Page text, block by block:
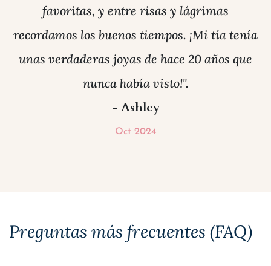
favoritas, y entre risas y lágrimas
recordamos los buenos tiempos. ¡Mi tía tenía
unas verdaderas joyas de hace 20 años que
nunca había visto!".
- Ashley
Oct 2024
Preguntas más frecuentes (FAQ)